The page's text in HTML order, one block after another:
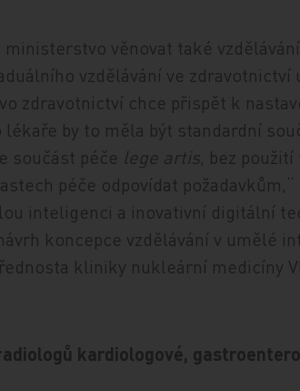
věnovat také
vzdělávání ve zdravotnictví
zdravotnictví chce přispět k
lékaře by to měla být standardní
součást péče lege artis, bez
péče odpovídat
inteligenci a inovativní digitální
koncepce vzdělávání v umělé
kliniky nukleární medicíny
kardiologové,